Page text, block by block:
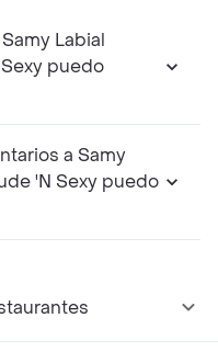
Labial
a Samy
Sexy puedo